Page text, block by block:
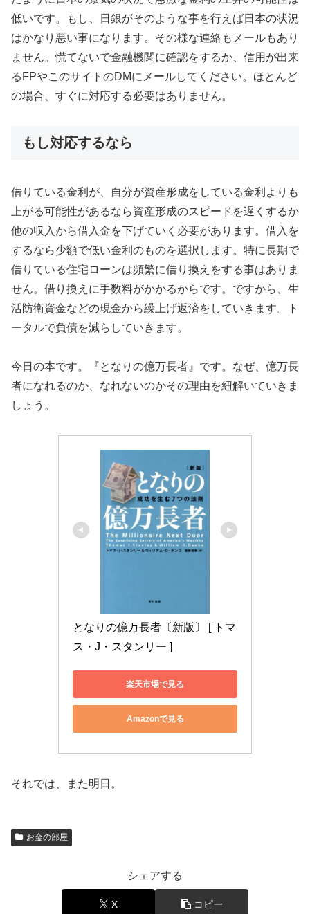
低いです。もし、日銀がそのような事を行えば日本の状況
はかなり悪い事になります。その様な連絡もメールもあり
ません。慌てないで金融機関に確認をするか、信用が出来
るFPやこのサイトのDMにメールしてください。ほとんど
の場合、すぐに対応する必要はありません。
もし対応するなら
借りている金利が、自分が資産形成をしている金利よりも
上がる可能性があるなら資産形成のスピードを遅くするか
他の収入から借入金を下げていく必要があります。借入を
するなら少額で低い金利のものを選択します。特に長期で
借りている住宅ローンは頻繁に借り換えをする事はありま
せん。借り換えに手数料がかかるからです。ですから、生
活防衛資金などの現金から繰上げ返済をしていきます。ト
ータルで負債を減らしていきます。
今日の本です。『となりの億万長者』です。なぜ、億万長
者になれるのか、なれないのかその理由を紐解いていきま
しょう。
となりの億万長者〔新版〕 [ トマ
ス・J・スタンリー ]
楽天市場で見る
Amazonで見る
それでは、また明日。
お金の部屋
シェアする
X コピー